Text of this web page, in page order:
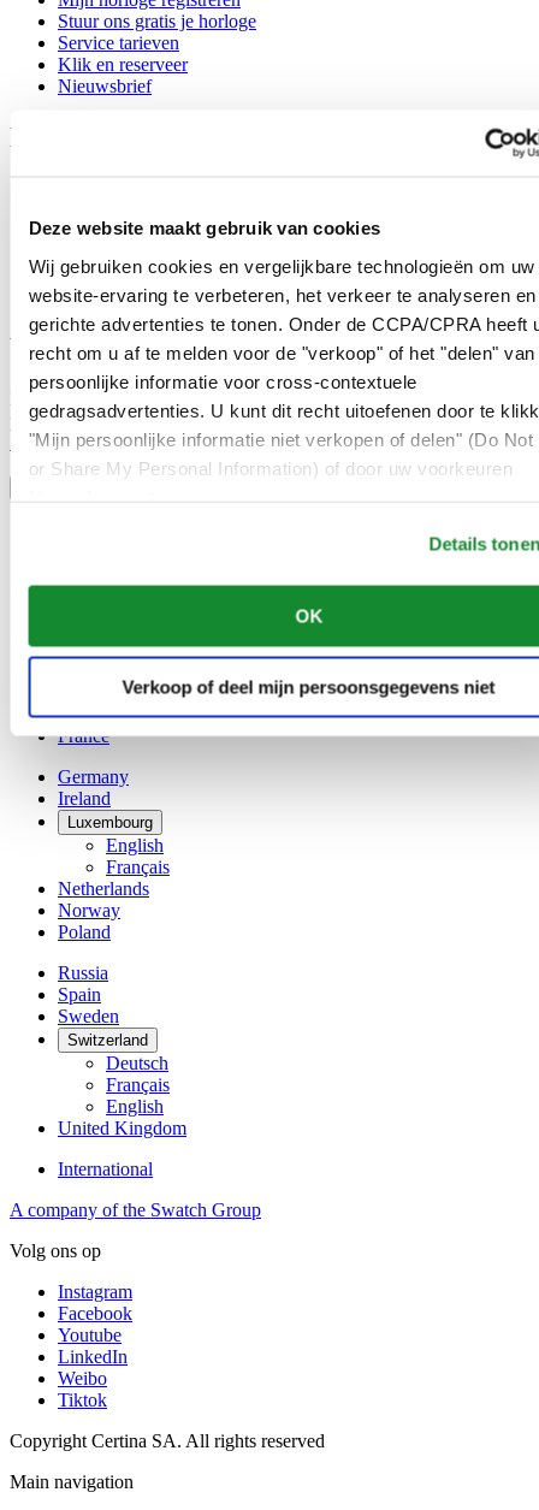
Deze website maakt gebruik van cookies
Wij gebruiken cookies en vergelijkbare technologieën om uw
website-ervaring te verbeteren, het verkeer te analyseren en
gerichte advertenties te tonen. Onder de CCPA/CPRA heeft
recht om u af te melden voor de "verkoop" of het "delen" van
persoonlijke informatie voor cross-contextuele
gedragsadvertenties. U kunt dit recht uitoefenen door te
"Mijn persoonlijke informatie niet verkopen of delen" (Do Not
or Share My Personal Information) of door uw voorkeuren
Details
OK
Verkoop of deel mijn persoonsgegevens niet
Stuur ons gratis je horloge
Service tarieven
Klik en reserveer
Nieuwsbrief
Legal
Cookie meldingen
Verkoopvoorwaarden
Herroeping van de overeenkomst
Word lid van de CERTINA club
Meld je aan en ontvang exclusieve aanbiedingen en
productrecensies
Schrijf je in!
Selecteer een land/regio
English
Denmark
Finland
France
Germany
Ireland
Luxembourg
English
Français
Netherlands
Norway
Poland
Russia
Spain
Sweden
Switzerland
Deutsch
Français
English
United Kingdom
International
A company of the Swatch Group
Volg ons op
Instagram
Facebook
Youtube
LinkedIn
Weibo
Tiktok
Copyright Certina SA. All rights reserved
Main navigation